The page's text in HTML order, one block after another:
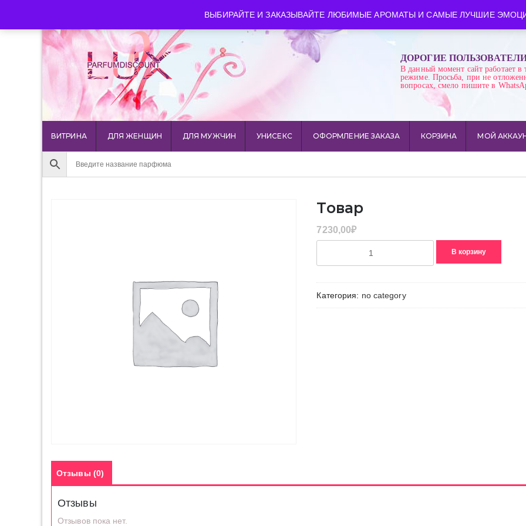
ВЫБИРАЙТЕ И ЗАКАЗЫВАЙТЕ ЛЮБИМЫЕ АРОМАТЫ И САМЫЕ ЛУЧШИЕ
+7 903 544 11 18 г. Москва Время работы: пн-сб 10:00-21:00
ДОРОГИЕ
В данный момент сайт работает в
режиме. Просьба, при не
вопросах, смело пишите в
ВИТРИНА ДЛЯ ЖЕНЩИН ДЛЯ МУЖЧИН УНИСЕКС ОФОРМЛЕНИЕ ЗАКАЗА КОРЗИНА МОЙ
Товар
7230,00₽
В корзину
Категория: no category
Отзывы (0)
Отзывы
Отзывов пока нет.